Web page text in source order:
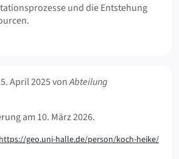
und die Entstehung
April 2025vonAbteilung
am 10. März 2026.
geo.uni-halle.de/person/koch-heike/